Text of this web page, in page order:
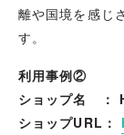
離や国境を感じ
す。
利用事例②
ショップ名 ：
ショップURL：